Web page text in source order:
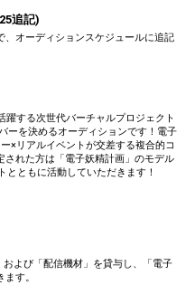
追記)
オーディションスケジュールに追記
躍する次世代バーチャルプロジェクト
ーを決めるオーディションです！電子
×リアルイベントが交差する複合的コ
された方は「電子妖精計画」のモデル
とともに活動していただきます！
よび「配信機材」を貸与し、「電子
す。